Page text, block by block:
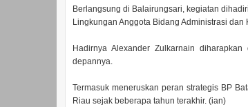
Berlangsung di Balairungsari, kegiatan
Lingkungan Anggota Bidang Administrasi dan
Hadirnya Alexander Zulkarnain
depannya.
Termasuk meneruskan peran strategis BP
Riau sejak beberapa tahun terakhir. (ian)